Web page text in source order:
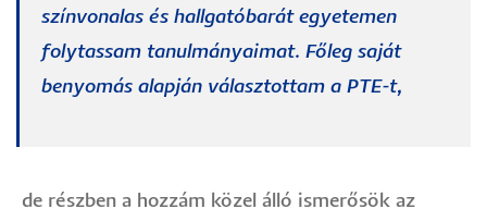
színvonalas és hallgatóbarát egyetemen
folytassam tanulmányaimat. Főleg saját
benyomás alapján választottam a PTE-t,
de részben a hozzám közel álló ismerősök az